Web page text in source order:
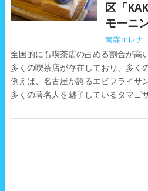
区「
モーニ
南森エレナ
全国的にも喫茶店の占める割合が高
多くの喫茶店が存在しており、多く
例えば、名古屋が誇るエビフライサ
多くの著名人を魅了しているタマゴ